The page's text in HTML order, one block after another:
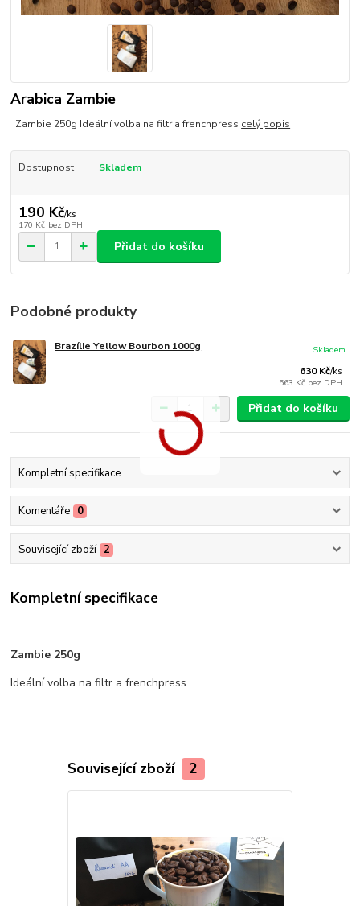
Arabica Zambie
Zambie 250g Ideální volba na filtr a frenchpress celý popis
Dostupnost Skladem
190 Kč/ks
170 Kč bez DPH
Přidat do košíku
Podobné produkty
Brazílie Yellow Bourbon 1000g
630 Kč/ks
563 Kč bez DPH
Skladem
Přidat do košíku
Kompletní specifikace
Komentáře 0
Související zboží 2
Kompletní specifikace
Zambie 250g
Ideální volba na filtr a frenchpress
Související zboží 2